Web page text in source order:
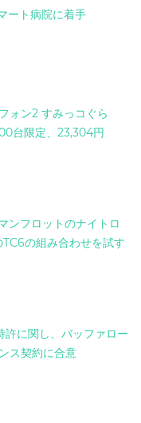
ート病院に着手
ォン2 すみっコぐら
台限定、23,304円
ンフロットのナイトロ
の組み合わせを試す
に関し、バッファロー
ス契約に合意